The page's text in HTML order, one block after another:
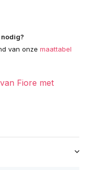
van onze maattabel
Fiore met